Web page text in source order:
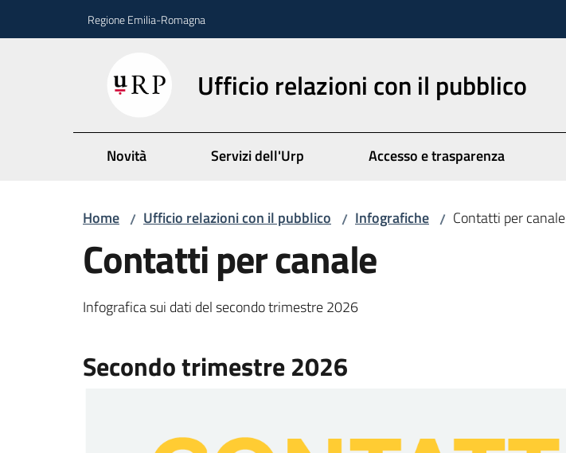
Regione Emilia-Romagna
Ufficio relazioni con il pubblico
Novità Servizi dell'Urp Accesso e trasparenza
Home / Ufficio relazioni con il pubblico / Infografiche / Contatti per canale
Contatti per canale
Infografica sui dati del secondo trimestre 2026
Secondo trimestre 2026